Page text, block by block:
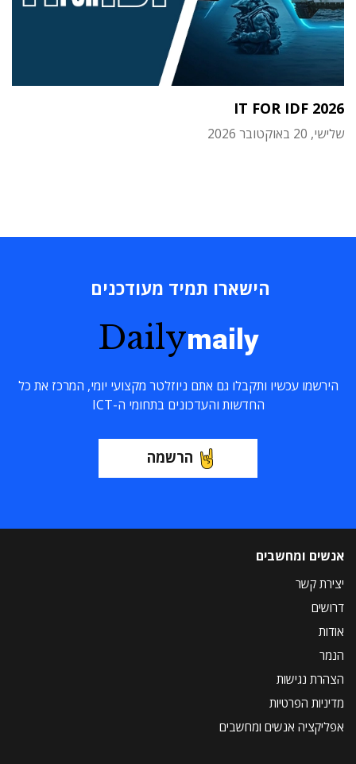
IT FOR IDF 2026
שלישי, 20 באוקטובר 2026
הישארו תמיד מעודכנים
Dailymaily
הירשמו עכשיו ותקבלו גם אתם ניוזלטר מקצועי יומי, המרכז את כל
החדשות והעדכונים בתחומי ה-ICT
הרשמה
אנשים ומחשבים
יצירת קשר
דרושים
אודות
הנמר
הצהרת נגישות
מדיניות הפרטיות
אפליקציה אנשים ומחשבים